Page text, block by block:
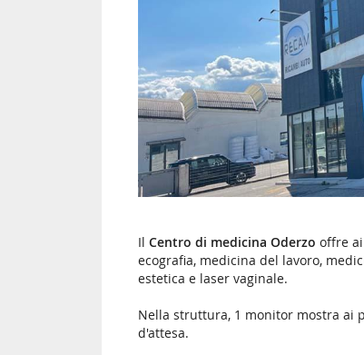
Il Centro di medicina Oderzo offre
ecografia, medicina del lavoro,
estetica e laser vaginale.
Nella struttura, 1 monitor mostra ai
d'attesa.